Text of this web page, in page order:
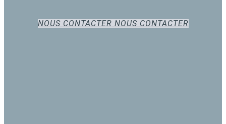
NOUS CONTACTER NOUS CONTACTER